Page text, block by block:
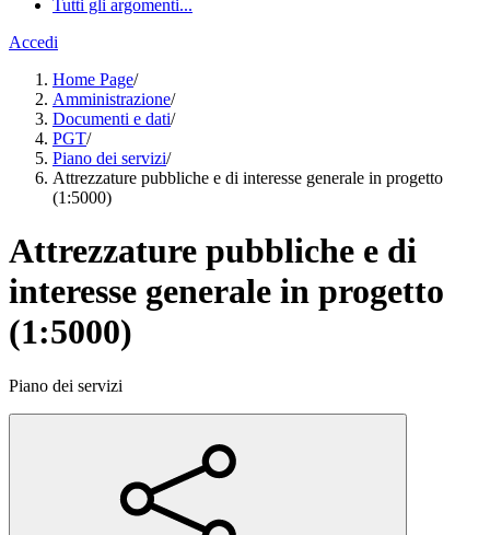
Tutti gli argomenti...
Accedi
Home Page/
Amministrazione/
Documenti e dati/
PGT/
Piano dei servizi/
Attrezzature pubbliche e di interesse generale in progetto
(1:5000)
Attrezzature pubbliche e di
interesse generale in progetto
(1:5000)
Piano dei servizi